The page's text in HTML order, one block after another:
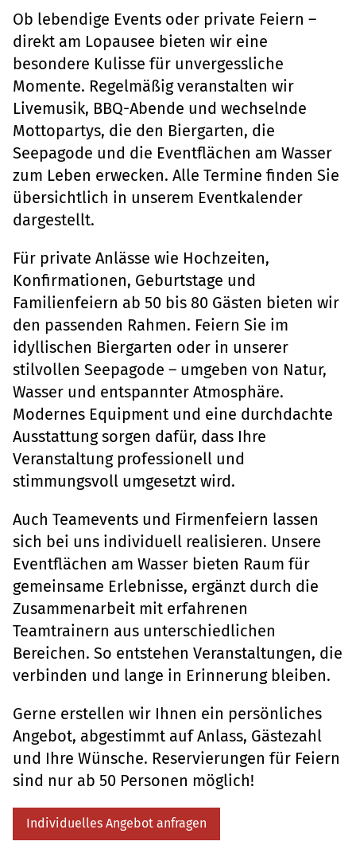
Ob lebendige Events oder private Feiern –
direkt am Lopausee bieten wir eine
besondere Kulisse für unvergessliche
Momente. Regelmäßig veranstalten wir
Livemusik, BBQ-Abende und wechselnde
Mottopartys, die den Biergarten, die
Seepagode und die Eventflächen am Wasser
zum Leben erwecken. Alle Termine finden Sie
übersichtlich in unserem Eventkalender
dargestellt.
Für private Anlässe wie Hochzeiten,
Konfirmationen, Geburtstage und
Familienfeiern ab 50 bis 80 Gästen bieten wir
den passenden Rahmen. Feiern Sie im
idyllischen Biergarten oder in unserer
stilvollen Seepagode – umgeben von Natur,
Wasser und entspannter Atmosphäre.
Modernes Equipment und eine durchdachte
Ausstattung sorgen dafür, dass Ihre
Veranstaltung professionell und
stimmungsvoll umgesetzt wird.
Auch Teamevents und Firmenfeiern lassen
sich bei uns individuell realisieren. Unsere
Eventflächen am Wasser bieten Raum für
gemeinsame Erlebnisse, ergänzt durch die
Zusammenarbeit mit erfahrenen
Teamtrainern aus unterschiedlichen
Bereichen. So entstehen Veranstaltungen, die
verbinden und lange in Erinnerung bleiben.
Gerne erstellen wir Ihnen ein persönliches
Angebot, abgestimmt auf Anlass, Gästezahl
und Ihre Wünsche. Reservierungen für Feiern
sind nur ab 50 Personen möglich!
Individuelles Angebot anfragen